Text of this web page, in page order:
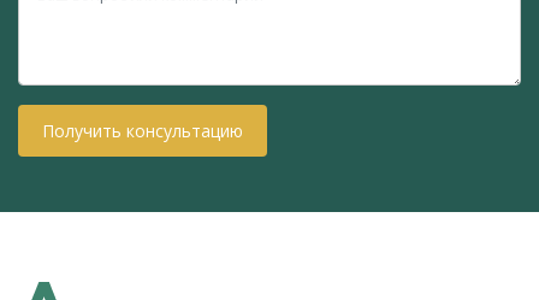
Получить консультацию